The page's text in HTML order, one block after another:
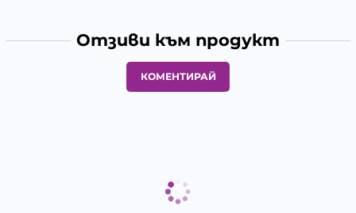
Отзиви към продукт
КОМЕНТИРАЙ